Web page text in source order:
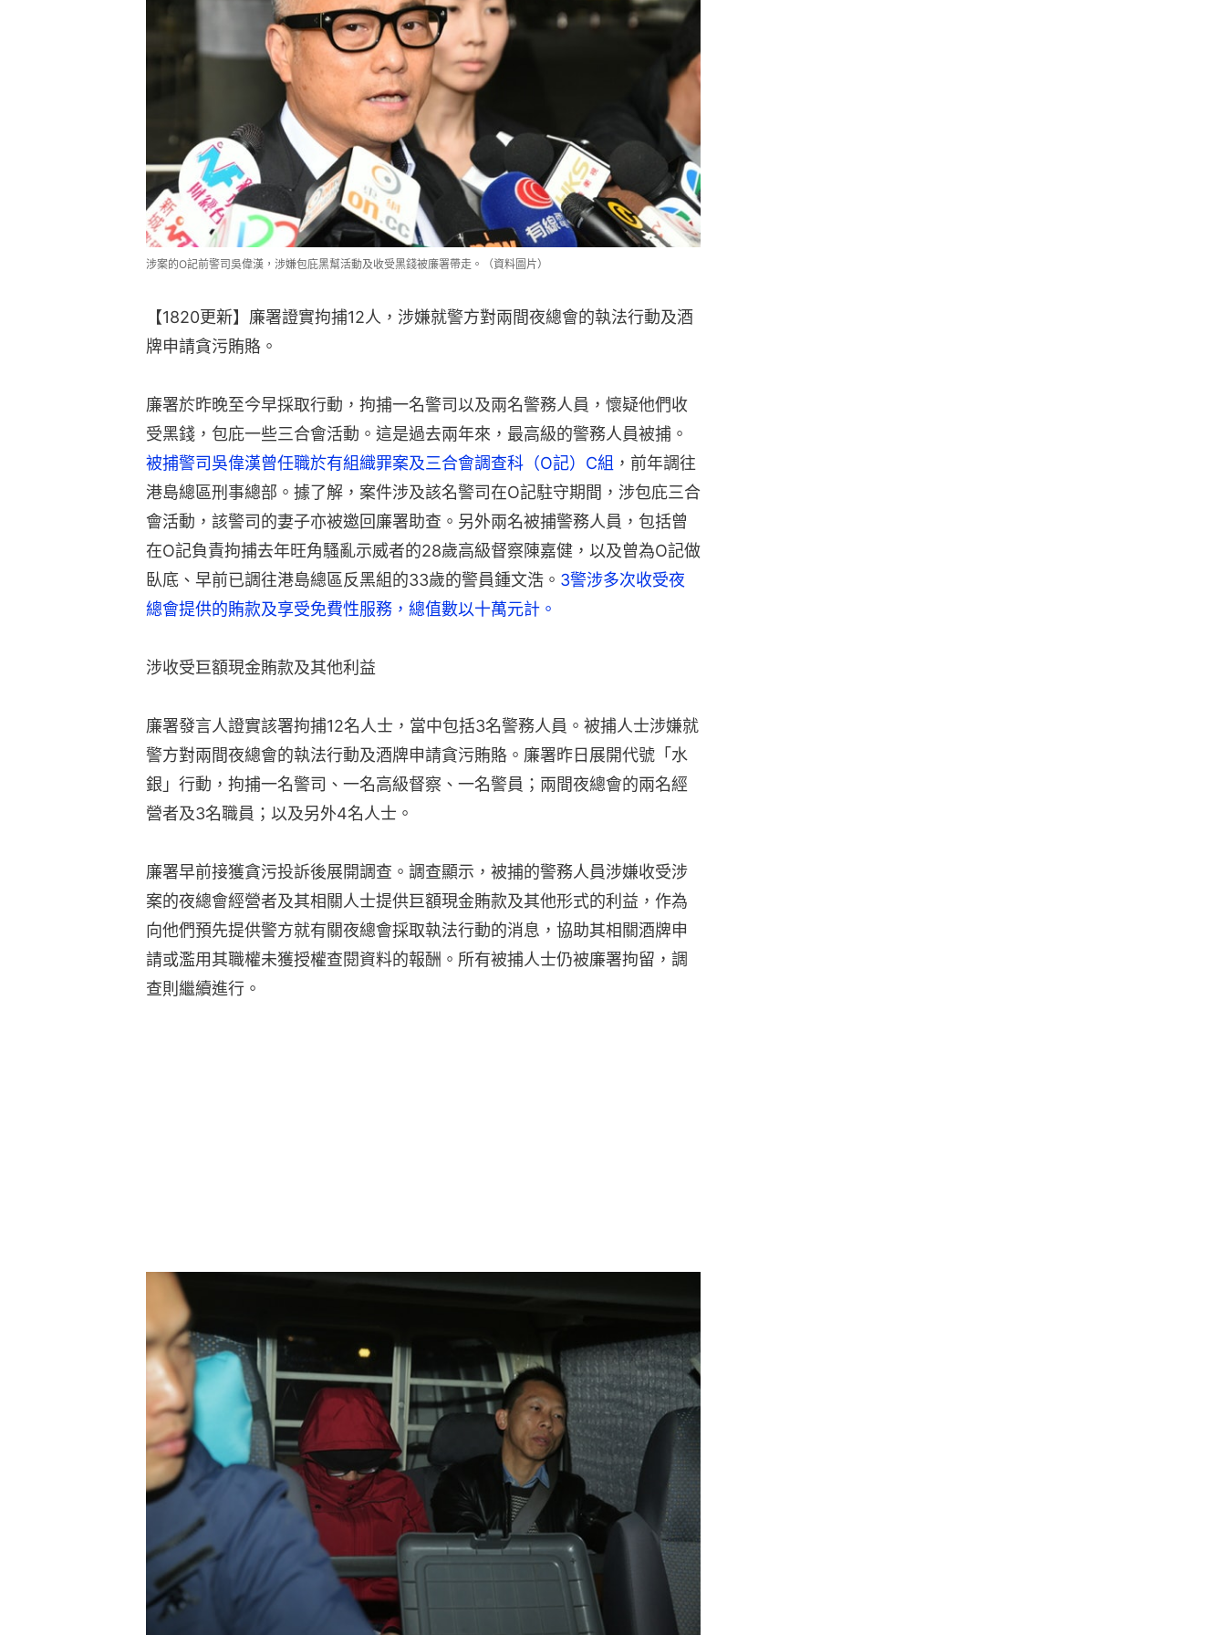
涉案的O記前警司吳偉漢，涉嫌包庇黑幫活動及收受黑錢被廉署帶走。（資料圖片）
【1820更新】廉署證實拘捕12人，涉嫌就警方對兩間夜總會的執法行動及酒
牌申請貪污賄賂。
廉署於昨晚至今早採取行動，拘捕一名警司以及兩名警務人員，懷疑他們收
受黑錢，包庇一些三合會活動。這是過去兩年來，最高級的警務人員被捕。
被捕警司吳偉漢曾任職於有組織罪案及三合會調查科（O記）C組 ，前年調往
港島總區刑事總部。據了解，案件涉及該名警司在O記駐守期間，涉包庇三合
會活動，該警司的妻子亦被邀回廉署助查。另外兩名被捕警務人員，包括曾
在O記負責拘捕去年旺角騷亂示威者的28歲高級督察陳嘉健，以及曾為O記做
臥底、早前已調往港島總區反黑組的33歲的警員鍾文浩。 3警涉多次收受夜
總會提供的賄款及享受免費性服務，總值數以十萬元計。
涉收受巨額現金賄款及其他利益
廉署發言人證實該署拘捕12名人士，當中包括3名警務人員。被捕人士涉嫌就
警方對兩間夜總會的執法行動及酒牌申請貪污賄賂。廉署昨日展開代號「水
銀」行動，拘捕一名警司、一名高級督察、一名警員；兩間夜總會的兩名經
營者及3名職員；以及另外4名人士。
廉署早前接獲貪污投訴後展開調查。調查顯示，被捕的警務人員涉嫌收受涉
案的夜總會經營者及其相關人士提供巨額現金賄款及其他形式的利益，作為
向他們預先提供警方就有關夜總會採取執法行動的消息，協助其相關酒牌申
請或濫用其職權未獲授權查閱資料的報酬。所有被捕人士仍被廉署拘留，調
查則繼續進行。